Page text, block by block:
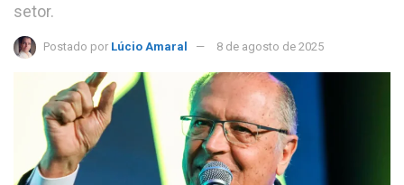
setor.
Postado por Lúcio Amaral 8 de agosto de 2025